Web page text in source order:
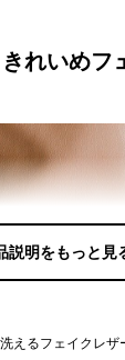
れいめフ
説明をもっと見
えるフェイクレ